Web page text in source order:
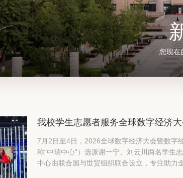
您现在
我校学生志愿者服务全球数字经济
7月2日至4日，2026全球数字经济大会暨数字
称“中瑞中心”）选派谢一宁、刘云川两名学生志愿
中心由联合国与世贸组织联合设立，专注助力